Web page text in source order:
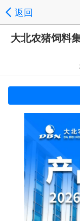
返回
大北农猪饲料